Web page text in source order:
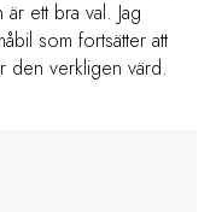
ett bra val. Jag
som fortsätter att
den verkligen värd.